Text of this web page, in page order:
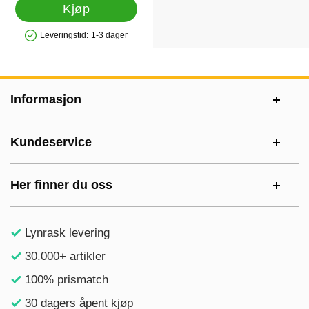
Kjøp
Produkttilgjengelighet: På lager
Leveringstid: 1-3 dager
Informasjon
Kundeservice
Her finner du oss
Lynrask levering
30.000+ artikler
100% prismatch
30 dagers åpent kjøp